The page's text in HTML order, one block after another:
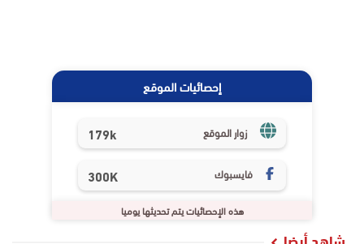
إحصائيات الموقع
زوار الموقع 179k
فايسبوك 300K
هذه الإحصائيات يتم تحديثها يوميا